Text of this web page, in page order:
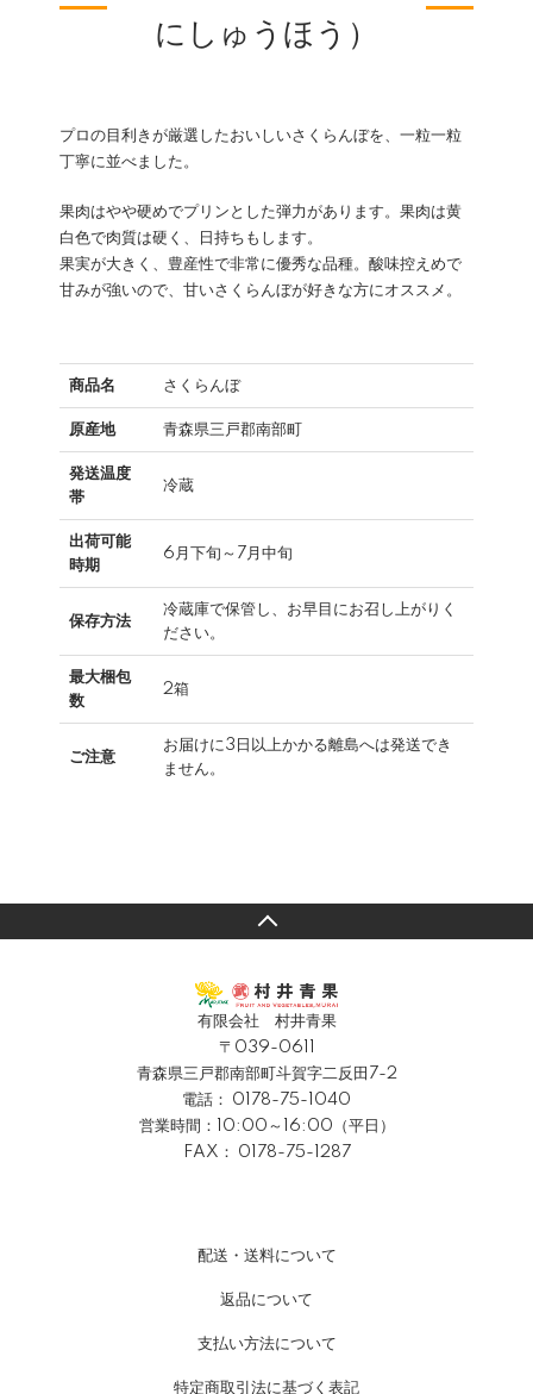
にしゅうほう）
プロの目利きが厳選したおいしいさくらんぼを、一粒一粒
丁寧に並べました。
果肉はやや硬めでプリンとした弾力があります。果肉は黄
白色で肉質は硬く、日持ちもします。
果実が大きく、豊産性で非常に優秀な品種。酸味控えめで
甘みが強いので、甘いさくらんぼが好きな方にオススメ。
商品名 さくらんぼ
原産地 青森県三戸郡南部町
発送温度
帯
冷蔵
出荷可能
時期
6月下旬～7月中旬
保存方法
冷蔵庫で保管し、お早目にお召し上がりく
ださい。
最大梱包
数
2箱
ご注意
お届けに3日以上かかる離島へは発送でき
ません。
有限会社 村井青果
〒039-0611
青森県三戸郡南部町斗賀字二反田7-2
電話： 0178-75-1040
営業時間：10:00～16:00（平日）
FAX： 0178-75-1287
配送・送料について
返品について
支払い方法について
特定商取引法に基づく表記